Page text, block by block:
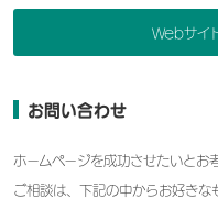
Webサイ
お問い合わせ
ホームページを成功させたいとお
ご相談は、下記の中からお好きな